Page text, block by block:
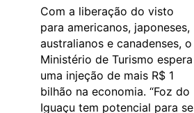
Com a liberação do visto
para americanos, japoneses,
australianos e canadenses, o
Ministério de Turismo espera
uma injeção de mais R$ 1
bilhão na economia. “Foz do
Iguaçu tem potencial para se